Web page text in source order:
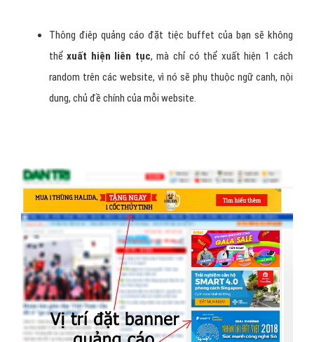
Thông điêp quảng cáo đặt tiệc buffet của bạn sẽ không
thểxuất hiện liên tục, mà chỉ có thể xuất hiện 1 cách
random trên các website, vì nó sẽ phụ thuộc ngữ canh, nội
dung, chủ đề chính của mỗi website.